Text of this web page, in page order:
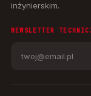
inżynierskim.
NEWSLETTER